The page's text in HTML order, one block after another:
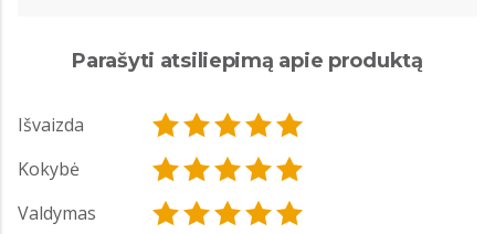
Parašyti atsiliepimą apie produktą
Išvaizda
Kokybė
Valdymas